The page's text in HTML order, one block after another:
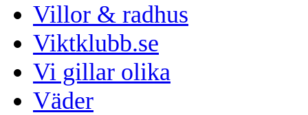
Villor & radhus
Viktklubb.se
Vi gillar olika
Väder